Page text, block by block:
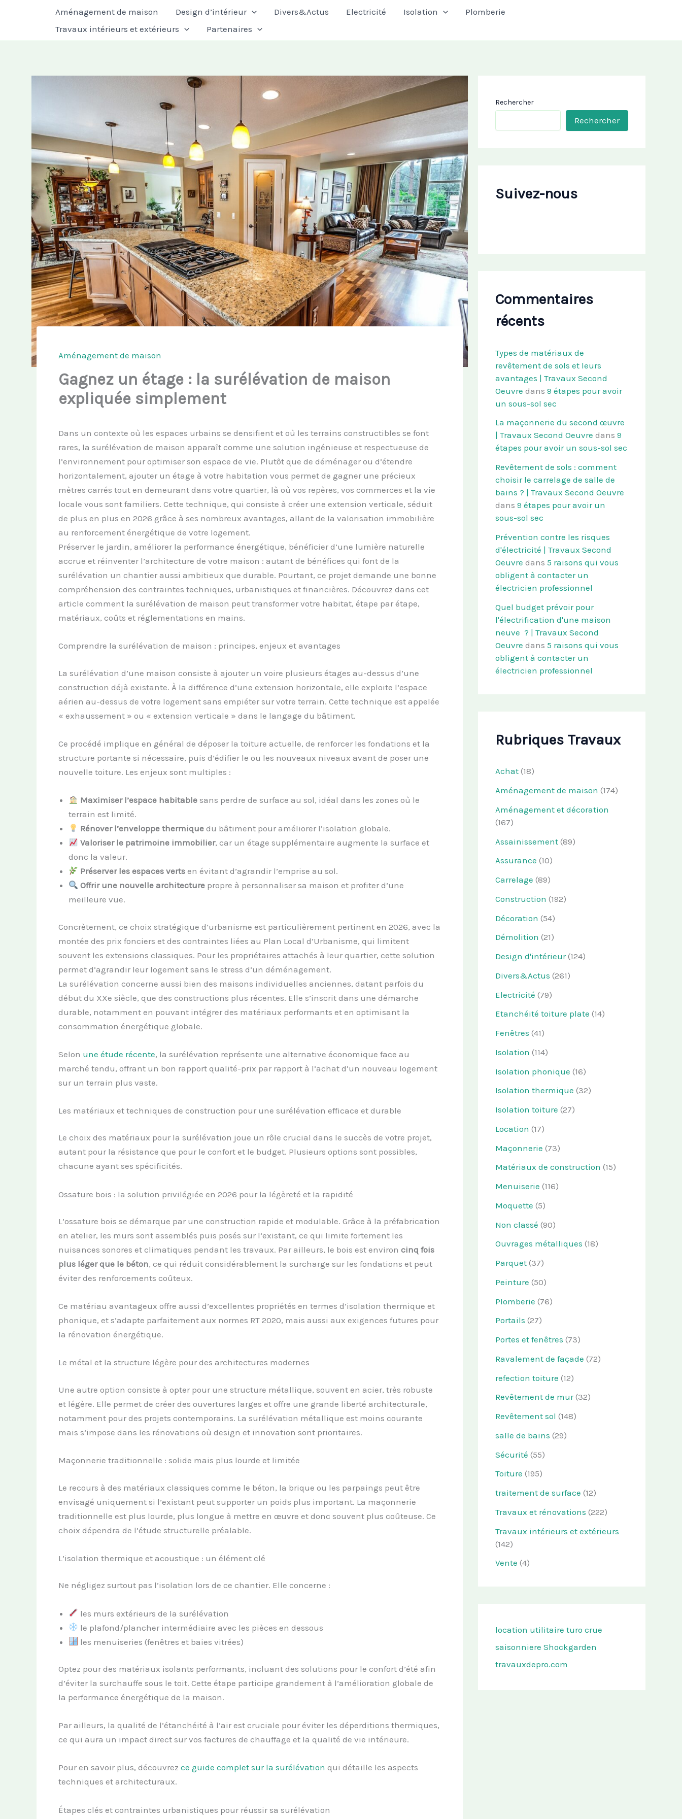
Aménagement de maison Design d’intérieur Divers&Actus Electricité Isolation
Plomberie
Travaux intérieurs et extérieurs
Partenaires
Aménagement de maison
Gagnez un étage : la surélévation de maison
expliquée simplement
Dans un contexte où les espaces urbains se densifient et où les terrains constructibles se font
rares, la surélévation de maison apparaît comme une solution ingénieuse et respectueuse de
l’environnement pour optimiser son espace de vie. Plutôt que de déménager ou d’étendre
horizontalement, ajouter un étage à votre habitation vous permet de gagner une précieux
mètres carrés tout en demeurant dans votre quartier, là où vos repères, vos commerces et la vie
locale vous sont familiers. Cette technique, qui consiste à créer une extension verticale, séduit
de plus en plus en 2026 grâce à ses nombreux avantages, allant de la valorisation immobilière
au renforcement énergétique de votre logement.
Préserver le jardin, améliorer la performance énergétique, bénéficier d’une lumière naturelle
accrue et réinventer l’architecture de votre maison : autant de bénéfices qui font de la
surélévation un chantier aussi ambitieux que durable. Pourtant, ce projet demande une bonne
compréhension des contraintes techniques, urbanistiques et financières. Découvrez dans cet
article comment la surélévation de maison peut transformer votre habitat, étape par étape,
matériaux, coûts et réglementations en mains.
Comprendre la surélévation de maison : principes, enjeux et avantages
La surélévation d’une maison consiste à ajouter un voire plusieurs étages au-dessus d’une
construction déjà existante. À la différence d’une extension horizontale, elle exploite l’espace
aérien au-dessus de votre logement sans empiéter sur votre terrain. Cette technique est appelée
« exhaussement » ou « extension verticale » dans le langage du bâtiment.
Ce procédé implique en général de déposer la toiture actuelle, de renforcer les fondations et la
structure portante si nécessaire, puis d’édifier le ou les nouveaux niveaux avant de poser une
nouvelle toiture. Les enjeux sont multiples :
Maximiser l’espace habitablesans perdre de surface au sol, idéal dans les zones où le
terrain est limité.
Rénover l’enveloppe thermiquedu bâtiment pour améliorer l’isolation globale.
Valoriser le patrimoine immobilier, car un étage supplémentaire augmente la surface et
donc la valeur.
Préserver les espaces vertsen évitant d’agrandir l’emprise au sol.
Offrir une nouvelle architecturepropre à personnaliser sa maison et profiter d’une
meilleure vue.
Concrètement, ce choix stratégique d’urbanisme est particulièrement pertinent en 2026, avec la
montée des prix fonciers et des contraintes liées au Plan Local d’Urbanisme, qui limitent
souvent les extensions classiques. Pour les propriétaires attachés à leur quartier, cette solution
permet d’agrandir leur logement sans le stress d’un déménagement.
La surélévation concerne aussi bien des maisons individuelles anciennes, datant parfois du
début du XXe siècle, que des constructions plus récentes. Elle s’inscrit dans une démarche
durable, notamment en pouvant intégrer des matériaux performants et en optimisant la
consommation énergétique globale.
Selon une étude récente, la surélévation représente une alternative économique face au
marché tendu, offrant un bon rapport qualité-prix par rapport à l’achat d’un nouveau logement
sur un terrain plus vaste.
Les matériaux et techniques de construction pour une surélévation efficace et durable
Le choix des matériaux pour la surélévation joue un rôle crucial dans le succès de votre projet,
autant pour la résistance que pour le confort et le budget. Plusieurs options sont possibles,
chacune ayant ses spécificités.
Ossature bois : la solution privilégiée en 2026 pour la légèreté et la rapidité
L’ossature bois se démarque par une construction rapide et modulable. Grâce à la préfabrication
en atelier, les murs sont assemblés puis posés sur l’existant, ce qui limite fortement les
nuisances sonores et climatiques pendant les travaux. Par ailleurs, le bois est environ cinq fois
plus léger que le béton, ce qui réduit considérablement la surcharge sur les fondations et peut
éviter des renforcements coûteux.
Ce matériau avantageux offre aussi d’excellentes propriétés en termes d’isolation thermique et
phonique, et s’adapte parfaitement aux normes RT 2020, mais aussi aux exigences futures pour
la rénovation énergétique.
Le métal et la structure légère pour des architectures modernes
Une autre option consiste à opter pour une structure métallique, souvent en acier, très robuste
et légère. Elle permet de créer des ouvertures larges et offre une grande liberté architecturale,
notamment pour des projets contemporains. La surélévation métallique est moins courante
mais s’impose dans les rénovations où design et innovation sont prioritaires.
Maçonnerie traditionnelle : solide mais plus lourde et limitée
Le recours à des matériaux classiques comme le béton, la brique ou les parpaings peut être
envisagé uniquement si l’existant peut supporter un poids plus important. La maçonnerie
traditionnelle est plus lourde, plus longue à mettre en œuvre et donc souvent plus coûteuse. Ce
choix dépendra de l’étude structurelle préalable.
L’isolation thermique et acoustique : un élément clé
Ne négligez surtout pas l’isolation lors de ce chantier. Elle concerne :
les murs extérieurs de la surélévation
le plafond/plancher intermédiaire avec les pièces en dessous
les menuiseries (fenêtres et baies vitrées)
Optez pour des matériaux isolants performants, incluant des solutions pour le confort d’été afin
d’éviter la surchauffe sous le toit. Cette étape participe grandement à l’amélioration globale de
la performance énergétique de la maison.
Par ailleurs, la qualité de l’étanchéité à l’air est cruciale pour éviter les déperditions thermiques,
ce qui aura un impact direct sur vos factures de chauffage et la qualité de vie intérieure.
Pour en savoir plus, découvrez ce guide complet sur la surélévation qui détaille les aspects
techniques et architecturaux.
Étapes clés et contraintes urbanistiques pour réussir sa surélévation
Rechercher
Rechercher
Suivez-nous
Commentaires
récents
Types de matériaux de
revêtement de sols et leurs
avantages | Travaux Second
Oeuvre dans 9 étapes pour avoir
un sous-sol sec
La maçonnerie du second œuvre
| Travaux Second Oeuvre dans 9
étapes pour avoir un sous-sol sec
Revêtement de sols : comment
choisir le carrelage de salle de
bains ? | Travaux Second Oeuvre
dans 9 étapes pour avoir un
sous-sol sec
Prévention contre les risques
d'électricité | Travaux Second
Oeuvre dans 5 raisons qui vous
obligent à contacter un
électricien professionnel
Quel budget prévoir pour
l'électrification d'une maison
neuve ? | Travaux Second
Oeuvre dans 5 raisons qui vous
obligent à contacter un
électricien professionnel
Rubriques Travaux
Achat (18)
Aménagement de maison (174)
Aménagement et décoration
(167)
Assainissement (89)
Assurance (10)
Carrelage (89)
Construction (192)
Décoration (54)
Démolition (21)
Design d'intérieur(124)
Divers&Actus (261)
Electricité (79)
Etanchéité toiture plate (14)
Fenêtres (41)
Isolation (114)
Isolation phonique (16)
Isolation thermique (32)
Isolation toiture (27)
Location (17)
Maçonnerie (73)
Matériaux de construction (15)
Menuiserie (116)
Moquette (5)
Non classé (90)
Ouvrages métalliques (18)
Parquet (37)
Peinture (50)
Plomberie (76)
Portails (27)
Portes et fenêtres (73)
Ravalement de façade (72)
refection toiture (12)
Revêtement de mur(32)
Revêtement sol (148)
salle de bains (29)
Sécurité (55)
Toiture (195)
traitement de surface (12)
Travaux et rénovations (222)
Travaux intérieurs et extérieurs
(142)
Vente (4)
location utilitaire turo crue
saisonniere Shockgarden
travauxdepro.com